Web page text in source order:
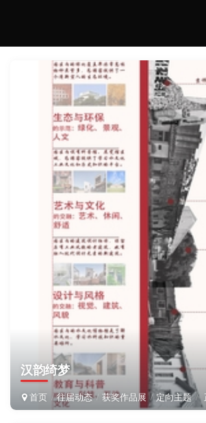
汉韵绮梦
首页 往届动态 获奖作品展 定向主题